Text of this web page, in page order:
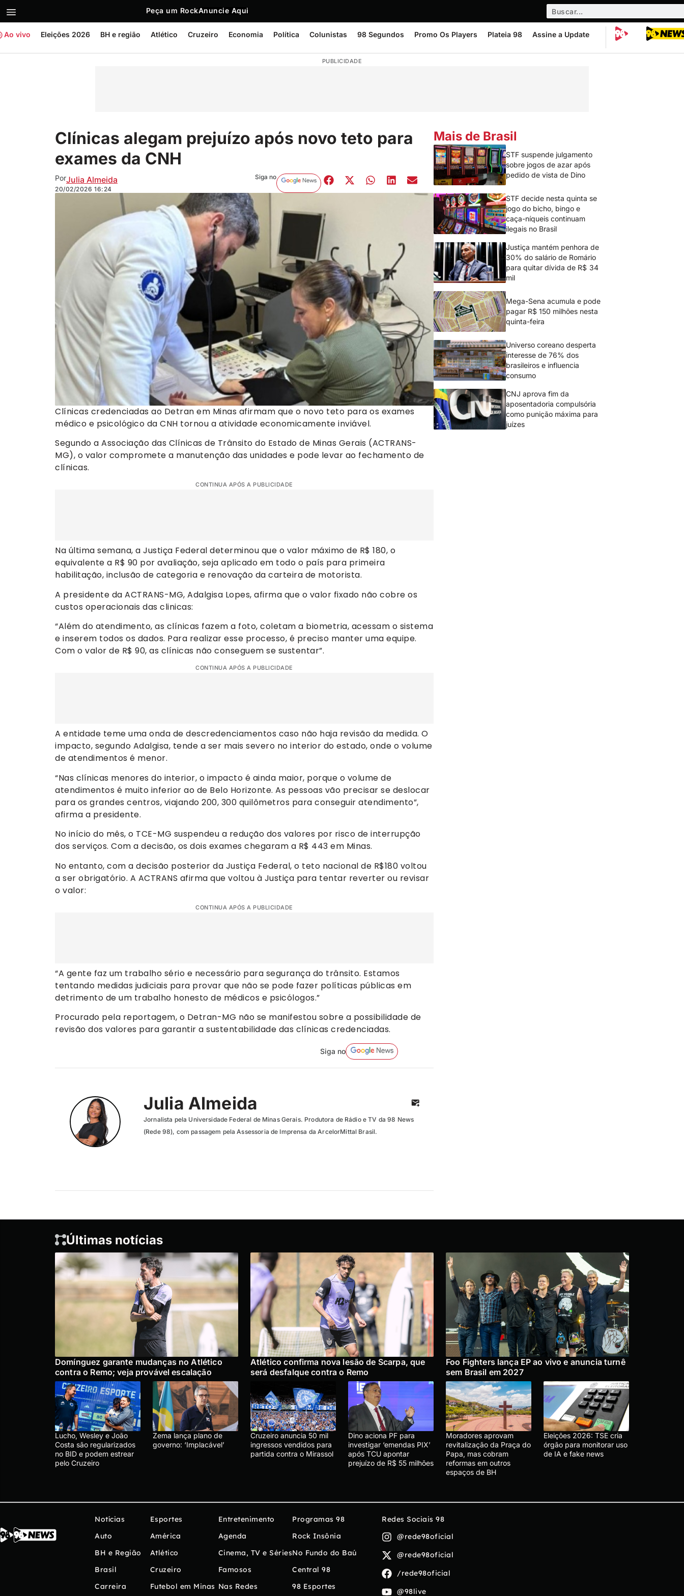
Peça um RockAnuncie Aqui
Ao vivo Eleições 2026 BH e região Atlético Cruzeiro Economia Política Colunistas 98 Segundos Promo Os Players Plateia 98 Assine a Update
PUBLICIDADE
Clínicas alegam prejuízo após novo teto para
exames da CNH
PorJulia Almeida
20/02/2026 16:24
Siga no
Clínicas credenciadas ao Detran em Minas afirmam que o novo teto para os exames
médico e psicológico da CNH tornou a atividade economicamente inviável.
Segundo a Associação das Clínicas de Trânsito do Estado de Minas Gerais (ACTRANS-
MG), o valor compromete a manutenção das unidades e pode levar ao fechamento de
clínicas.
CONTINUA APÓS A PUBLICIDADE
Na última semana, a Justiça Federal determinou que o valor máximo de R$ 180, o
equivalente a R$ 90 por avaliação, seja aplicado em todo o país para primeira
habilitação, inclusão de categoria e renovação da carteira de motorista.
A presidente da ACTRANS-MG, Adalgisa Lopes, afirma que o valor fixado não cobre os
custos operacionais das clinicas:
“Além do atendimento, as clínicas fazem a foto, coletam a biometria, acessam o sistema
e inserem todos os dados. Para realizar esse processo, é preciso manter uma equipe.
Com o valor de R$ 90, as clínicas não conseguem se sustentar”.
CONTINUA APÓS A PUBLICIDADE
A entidade teme uma onda de descredenciamentos caso não haja revisão da medida. O
impacto, segundo Adalgisa, tende a ser mais severo no interior do estado, onde o volume
de atendimentos é menor.
“Nas clínicas menores do interior, o impacto é ainda maior, porque o volume de
atendimentos é muito inferior ao de Belo Horizonte. As pessoas vão precisar se deslocar
para os grandes centros, viajando 200, 300 quilômetros para conseguir atendimento”,
afirma a presidente.
No início do mês, o TCE-MG suspendeu a redução dos valores por risco de interrupção
dos serviços. Com a decisão, os dois exames chegaram a R$ 443 em Minas.
No entanto, com a decisão posterior da Justiça Federal, o teto nacional de R$180 voltou
a ser obrigatório. A ACTRANS afirma que voltou à Justiça para tentar reverter ou revisar
o valor:
CONTINUA APÓS A PUBLICIDADE
“A gente faz um trabalho sério e necessário para segurança do trânsito. Estamos
tentando medidas judiciais para provar que não se pode fazer políticas públicas em
detrimento de um trabalho honesto de médicos e psicólogos.”
Procurado pela reportagem, o Detran-MG não se manifestou sobre a possibilidade de
revisão dos valores para garantir a sustentabilidade das clínicas credenciadas.
Siga no
Julia Almeida
Jornalista pela Universidade Federal de Minas Gerais. Produtora de Rádio e TV da 98 News
(Rede 98), com passagem pela Assessoria de Imprensa da ArcelorMittal Brasil.
Mais de Brasil
STF suspende julgamento
sobre jogos de azar após
pedido de vista de Dino
STF decide nesta quinta se
jogo do bicho, bingo e
caça-níqueis continuam
ilegais no Brasil
Justiça mantém penhora de
30% do salário de Romário
para quitar dívida de R$ 34
mil
Mega-Sena acumula e pode
pagar R$ 150 milhões nesta
quinta-feira
Universo coreano desperta
interesse de 76% dos
brasileiros e influencia
consumo
CNJ aprova fim da
aposentadoria compulsória
como punição máxima para
juízes
Últimas notícias
Domínguez garante mudanças no Atlético
contra o Remo; veja provável escalação
Atlético confirma nova lesão de Scarpa, que
será desfalque contra o Remo
Foo Fighters lança EP ao vivo e anuncia turnê
sem Brasil em 2027
Lucho, Wesley e João
Costa são regularizados
no BID e podem estrear
pelo Cruzeiro
Zema lança plano de
governo: ‘Implacável’
Cruzeiro anuncia 50 mil
ingressos vendidos para
partida contra o Mirassol
Dino aciona PF para
investigar ‘emendas PIX’
após TCU apontar
prejuízo de R$ 55 milhões
Moradores aprovam
revitalização da Praça do
Papa, mas cobram
reformas em outros
espaços de BH
Eleições 2026: TSE cria
órgão para monitorar uso
de IA e fake news
Notícias
Auto
BH e Região
Brasil
Carreira
Esportes
América
Atlético
Cruzeiro
Futebol em Minas
Entretenimento
Agenda
Cinema, TV e Séries
Famosos
Nas Redes
Programas 98
Rock Insônia
No Fundo do Baú
Central 98
98 Esportes
Redes Sociais 98
@rede98oficial
@rede98oficial
/rede98oficial
@98live